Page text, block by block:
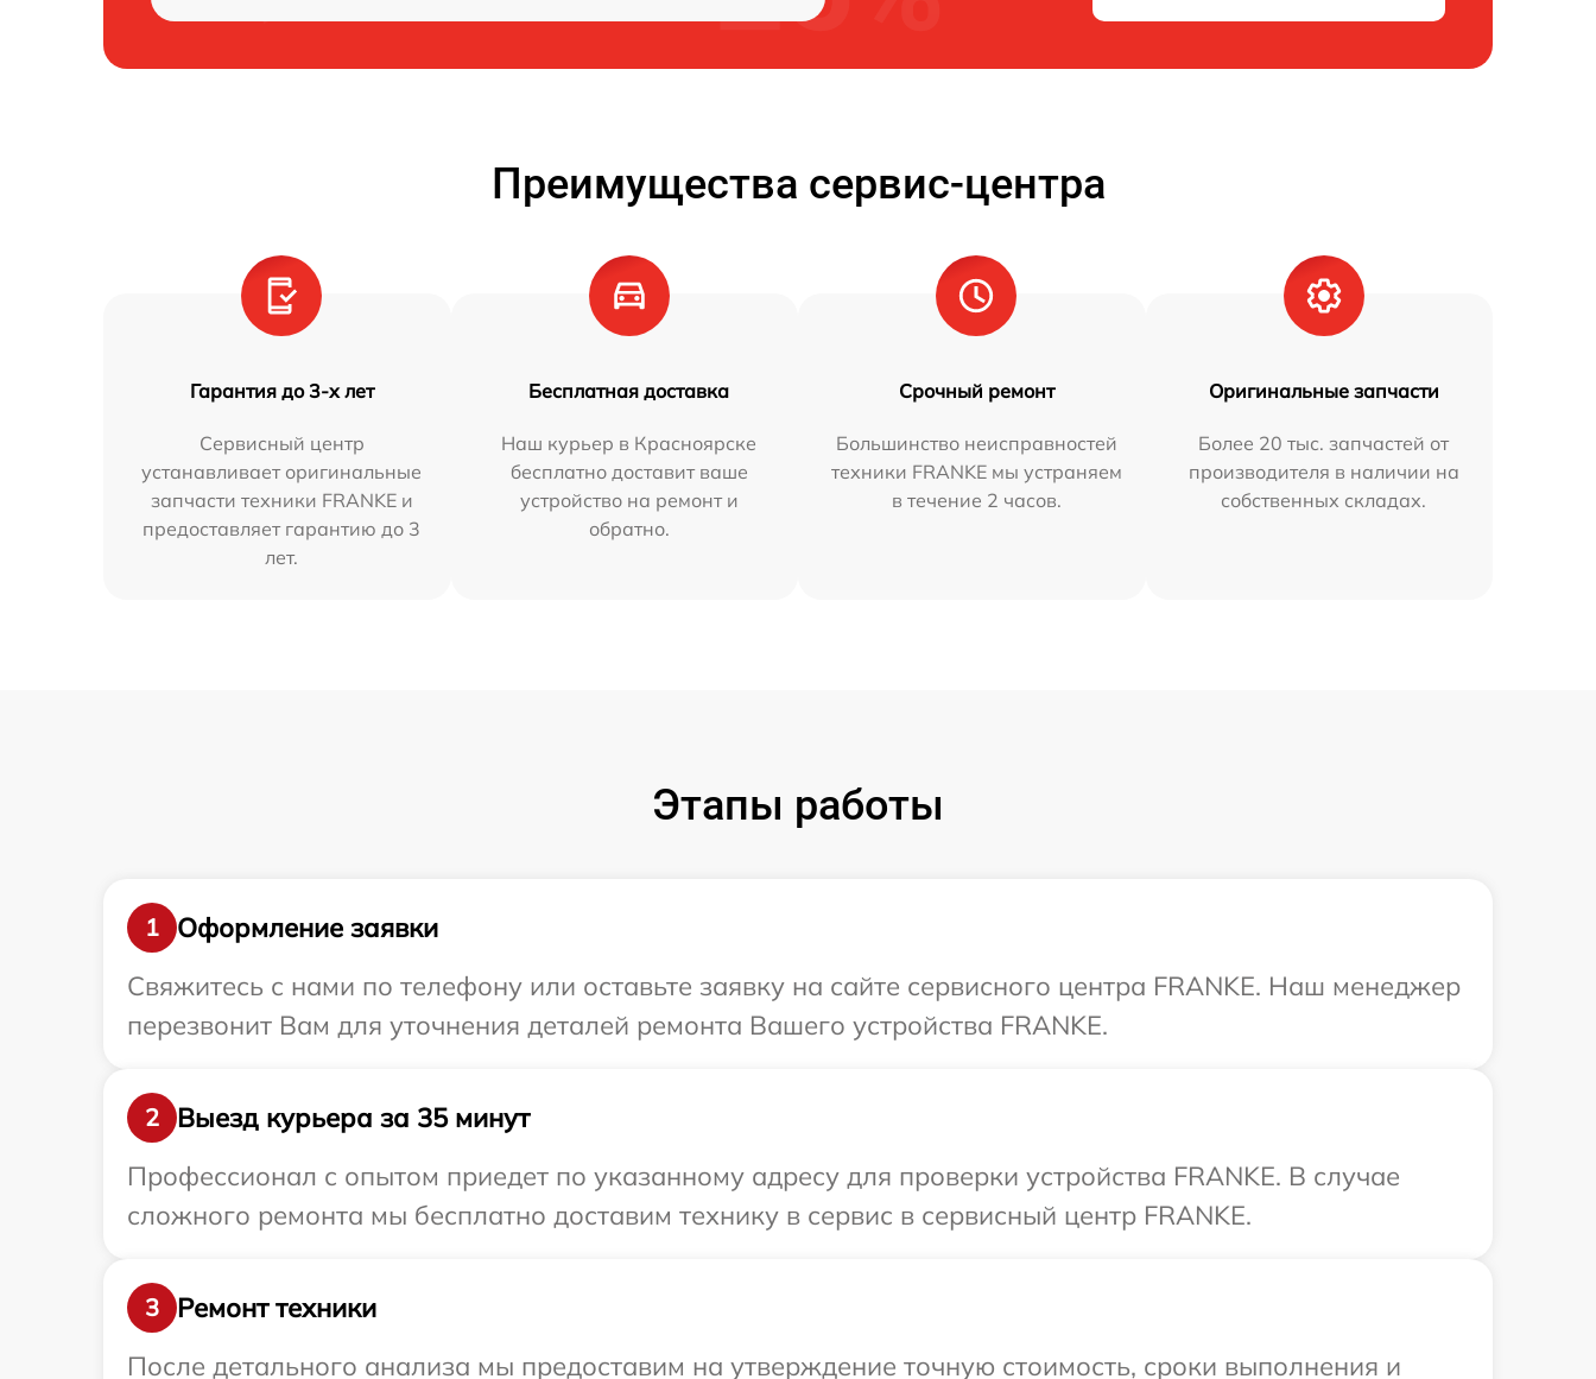
Преимущества сервис-центра
Гарантия до 3-х лет
Сервисный центр
устанавливает оригинальные
запчасти техники FRANKE и
предоставляет гарантию до 3
лет.
Бесплатная доставка
Наш курьер в Красноярске
бесплатно доставит ваше
устройство на ремонт и
обратно.
Срочный ремонт
Большинство неисправностей
техники FRANKE мы устраняем
в течение 2 часов.
Оригинальные запчасти
Более 20 тыс. запчастей от
производителя в наличии на
собственных складах.
Этапы работы
1
Оформление заявки
Свяжитесь с нами по телефону или оставьте заявку на сайте сервисного центра FRANKE. Наш менеджер
перезвонит Вам для уточнения деталей ремонта Вашего устройства FRANKE.
2
Выезд курьера за 35 минут
Профессионал с опытом приедет по указанному адресу для проверки устройства FRANKE. В случае
сложного ремонта мы бесплатно доставим технику в сервис в сервисный центр FRANKE.
3
Ремонт техники
После детального анализа мы предоставим на утверждение точную стоимость, сроки выполнения и